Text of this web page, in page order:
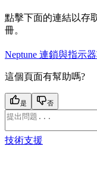
點擊下面的連結以存
冊。
Neptune 連鎖與指示
這個頁面有幫助嗎?
是 否
技術支援